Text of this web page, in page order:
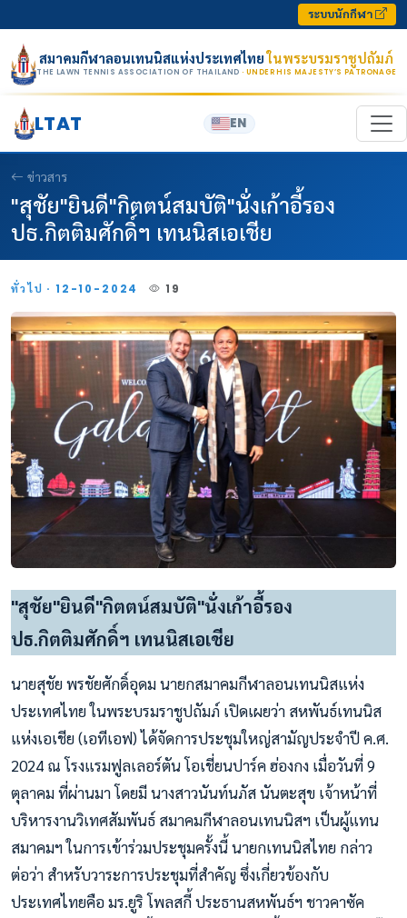
ระบบนักกีฬา
สมาคมกีฬาลอนเทนนิสแห่งประเทศไทยในพระบรมราชูปถัมภ์
THE LAWN TENNIS ASSOCIATION OF THAILAND · UNDER HIS MAJESTY’S PATRONAGE
LTAT EN
ข่าวสาร
"สุชัย"ยินดี"กิตตน์สมบัติ"นั่งเก้าอี้รอง
ปธ.กิตติมศักดิ์ฯ เทนนิสเอเชีย
ทั่วไป · 12-10-2024 19
"สุชัย"ยินดี"กิตตน์สมบัติ"นั่งเก้าอี้รอง
ปธ.กิตติมศักดิ์ฯ เทนนิสเอเชีย
นายสุชัย พรชัยศักดิ์อุดม นายกสมาคมกีฬาลอนเทนนิสแห่ง
ประเทศไทย ในพระบรมราชูปถัมภ์ เปิดเผยว่า สหพันธ์เทนนิส
แห่งเอเชีย (เอทีเอฟ) ได้จัดการประชุมใหญ่สามัญประจำปี ค.ศ.
2024 ณ โรงแรมฟูลเลอร์ตัน โอเชี่ยนปาร์ค ฮ่องกง เมื่อวันที่ 9
ตุลาคม ที่ผ่านมา โดยมี นางสาวนันท์นภัส นันตะสุข เจ้าหน้าที่
บริหารงานวิเทศสัมพันธ์ สมาคมกีฬาลอนเทนนิสฯ เป็นผู้แทน
สมาคมฯ ในการเข้าร่วมประชุมครั้งนี้ นายกเทนนิสไทย กล่าว
ต่อว่า สำหรับวาระการประชุมที่สำคัญ ซึ่งเกี่ยวข้องกับ
ประเทศไทยคือ มร.ยูริ โพลสกี้ ประธานสหพันธ์ฯ ชาวคาซัค